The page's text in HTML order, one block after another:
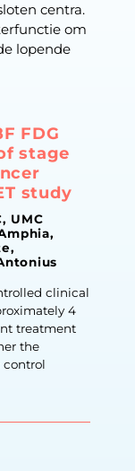
centra.
om
lopende
FDG
stage
study
UMC
clinical
4
treatment
the
control